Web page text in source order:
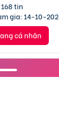
tin
gia: 14-10-
cá nhân